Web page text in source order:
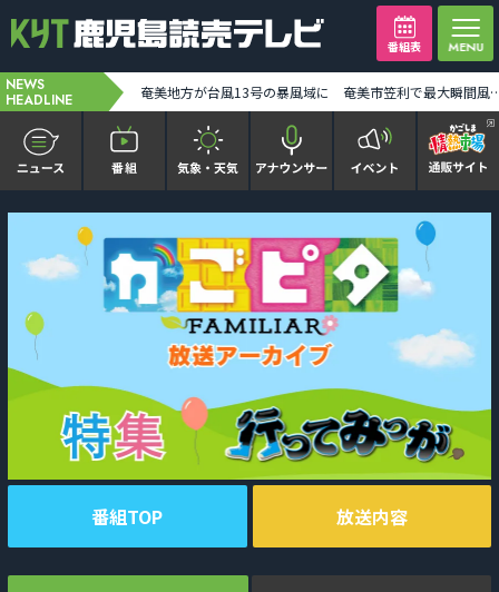
番組表
NEWS
HEADLINE 台風13号奄美地方の一部が暴風域に 7日朝から昼前にかけ奄美地方に最接近か 線状降水帯発生の恐れも [2026-08-07 00:00:00] 奄美地方が台風13号の暴風域に 奄美市笠利で最大瞬間風速
かごピタ FAMILIAR
KYT news every かごしま
かごしまソロ活
It推しTV
番組表を見る
番組TOP 放送内容